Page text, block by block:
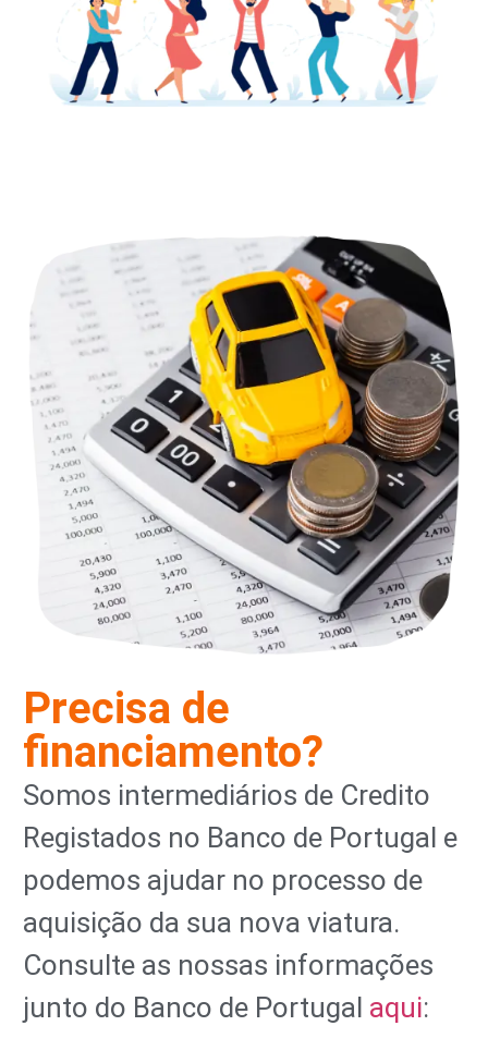
Precisa de
financiamento?
Somos intermediários de Credito
Registados no Banco de Portugal e
podemos ajudar no processo de
aquisição da sua nova viatura.
Consulte as nossas informações
junto do Banco de Portugal aqui: